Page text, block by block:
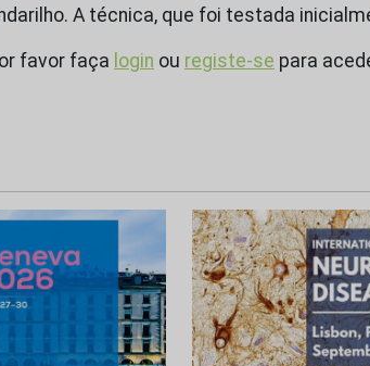
A técnica, que foi testada
favor faça login ou registe-se para